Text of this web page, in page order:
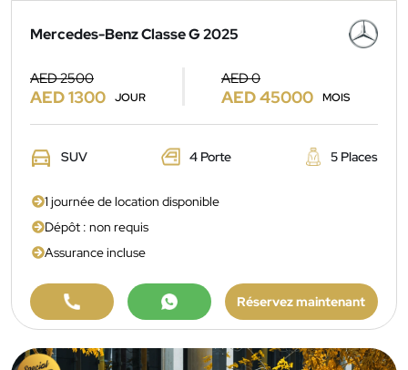
Mercedes-Benz Classe G 2025
AED 2500
AED 1300 JOUR
AED 0
AED 45000 MOIS
SUV 4 Porte 5 Places
1 journée de location disponible
Dépôt : non requis
Assurance incluse
Réservez maintenant